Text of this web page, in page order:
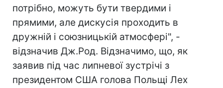
потрібно, можуть бути твердими і
прямими, але дискусія проходить в
дружній і союзницькій атмосфері", -
відзначив Дж.Род. Відзначимо, що, як
заявив під час липневої зустрічі з
президентом США голова Польщі Лех